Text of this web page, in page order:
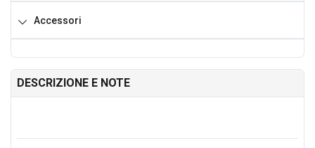
Accessori
DESCRIZIONE E NOTE